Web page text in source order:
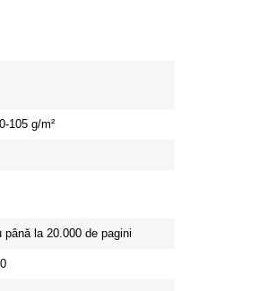
105 g/m²
până la 20.000 de pagini